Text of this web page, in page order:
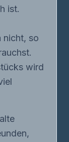
ist.
nicht, so
wird